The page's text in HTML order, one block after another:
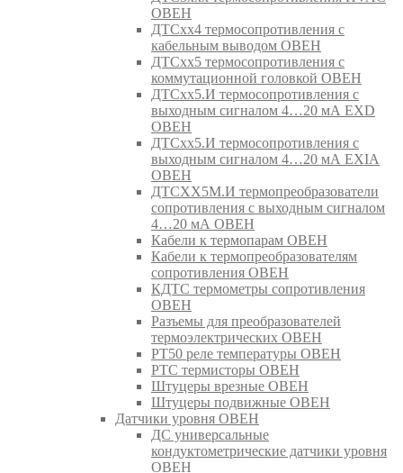
ОВЕН
ДТСхх4 термосопротивления с
кабельным выводом ОВЕН
ДТСхх5 термосопротивления с
коммутационной головкой ОВЕН
ДТСхх5.И термосопротивления с
выходным сигналом 4…20 мА EXD
ОВЕН
ДТСхх5.И термосопротивления с
выходным сигналом 4…20 мА EXIA
ОВЕН
ДТСХХ5М.И термопреобразователи
сопротивления с выходным сигналом
4…20 мА ОВЕН
Кабели к термопарам ОВЕН
Кабели к термопреобразователям
сопротивления ОВЕН
КДТС термометры сопротивления
ОВЕН
Разъемы для преобразователей
термоэлектрических ОВЕН
РТ50 реле температуры ОВЕН
РТС термисторы ОВЕН
Штуцеры врезные ОВЕН
Штуцеры подвижные ОВЕН
Датчики уровня ОВЕН
ДС универсальные
кондуктометрические датчики уровня
ОВЕН